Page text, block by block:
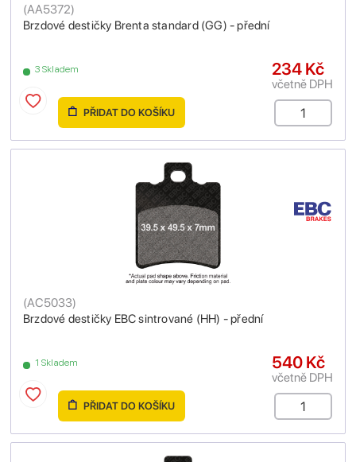
Brzdové destičky Brenta standard (GG) - přední
(AA5372)
3 Skladem 234 Kč
včetně DPH
PŘIDAT DO KOŠÍKU
Brzdové destičky EBC sintrované (HH) - přední
(AC5033)
1 Skladem 540 Kč
včetně DPH
PŘIDAT DO KOŠÍKU